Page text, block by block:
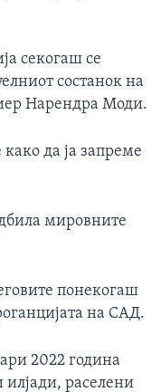
секогаш се
состанок на
Нарендра Моди.
да ја запреме
мировните
понекогаш
на САД.
2022 година
илјади, раселени